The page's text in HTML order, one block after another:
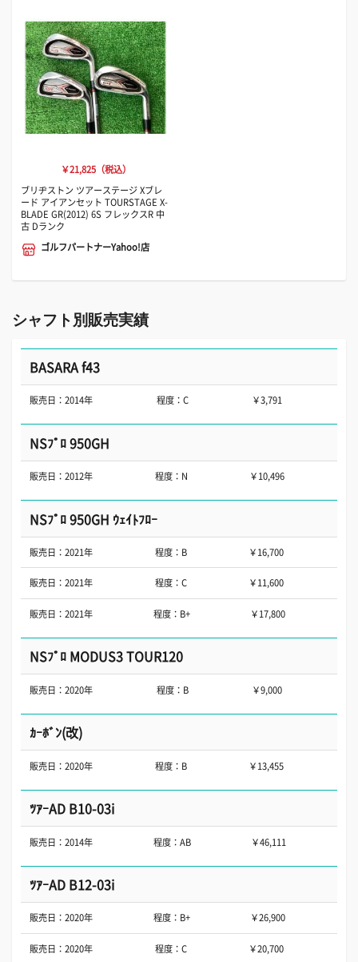
￥21,825（税込）
ブリヂストン ツアーステージ Xブレ
ード アイアンセット TOURSTAGE X-
BLADE GR(2012) 6S フレックスR 中
古 Dランク
ゴルフパートナーYahoo!店
シャフト別販売実績
BASARA f43
販売日：2014年 程度：C ￥3,791
NSﾌﾟﾛ 950GH
販売日：2012年 程度：N ￥10,496
NSﾌﾟﾛ 950GH ｳｪｲﾄﾌﾛｰ
販売日：2021年 程度：B ￥16,700
販売日：2021年 程度：C ￥11,600
販売日：2021年 程度：B+ ￥17,800
NSﾌﾟﾛ MODUS3 TOUR120
販売日：2020年 程度：B ￥9,000
ｶｰﾎﾞﾝ(改)
販売日：2020年 程度：B ￥13,455
ﾂｱｰAD B10-03i
販売日：2014年 程度：AB ￥46,111
ﾂｱｰAD B12-03i
販売日：2020年 程度：B+ ￥26,900
販売日：2020年 程度：C ￥20,700